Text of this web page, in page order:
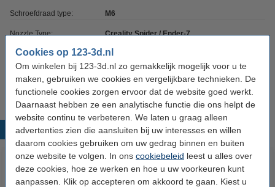
Cookies op 123-3d.nl
Om winkelen bij 123-3d.nl zo gemakkelijk mogelijk voor u te
maken, gebruiken we cookies en vergelijkbare technieken. De
functionele cookies zorgen ervoor dat de website goed werkt.
Daarnaast hebben ze een analytische functie die ons helpt de
website continu te verbeteren. We laten u graag alleen
advertenties zien die aansluiten bij uw interesses en willen
daarom cookies gebruiken om uw gedrag binnen en buiten
onze website te volgen. In ons cookiebeleid leest u alles over
deze cookies, hoe ze werken en hoe u uw voorkeuren kunt
aanpassen. Klik op accepteren om akkoord te gaan. Kiest u
Schroefdraad type: M6
Nozzle Type: Creality Spider / Ender-7
Nozzle coating: Geen
Ons Artikelnr: DAR01056
Populaire producten